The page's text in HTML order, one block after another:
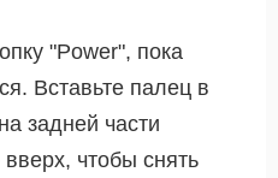
"Power", пока
Вставьте палец в
задней части
чтобы снять